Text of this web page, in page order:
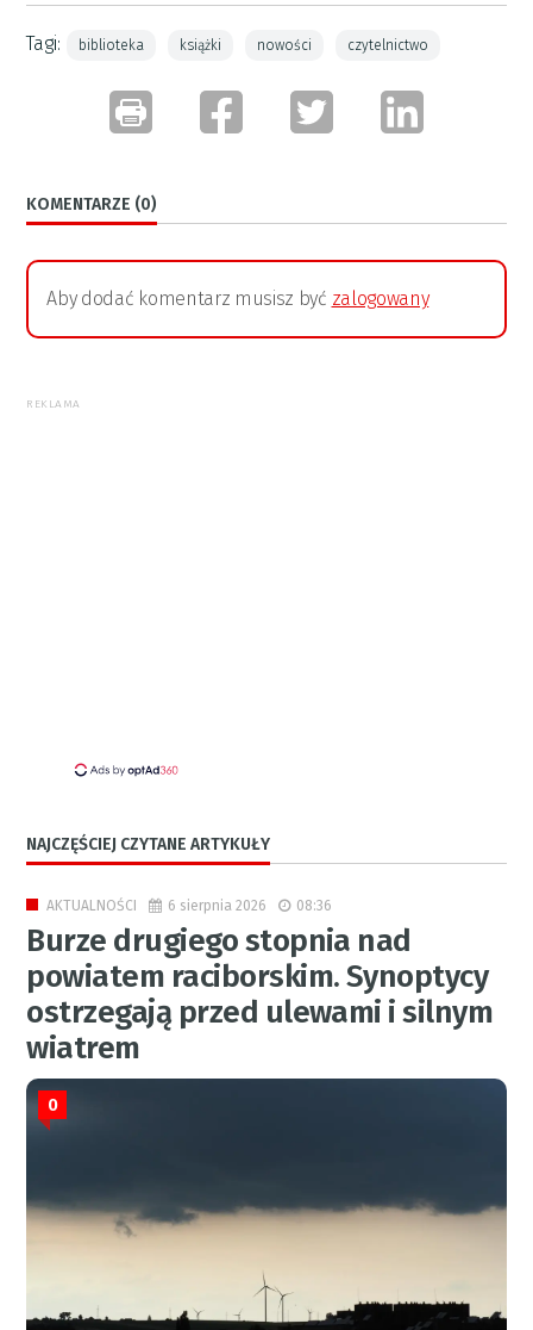
Tagi: biblioteka książki nowości czytelnictwo
KOMENTARZE (0)
Aby dodać komentarz musisz być zalogowany
REKLAMA
NAJCZĘŚCIEJ CZYTANE ARTYKUŁY
AKTUALNOŚCI 6 sierpnia 2026 08:36
Burze drugiego stopnia nad
powiatem raciborskim. Synoptycy
ostrzegają przed ulewami i silnym
wiatrem
0